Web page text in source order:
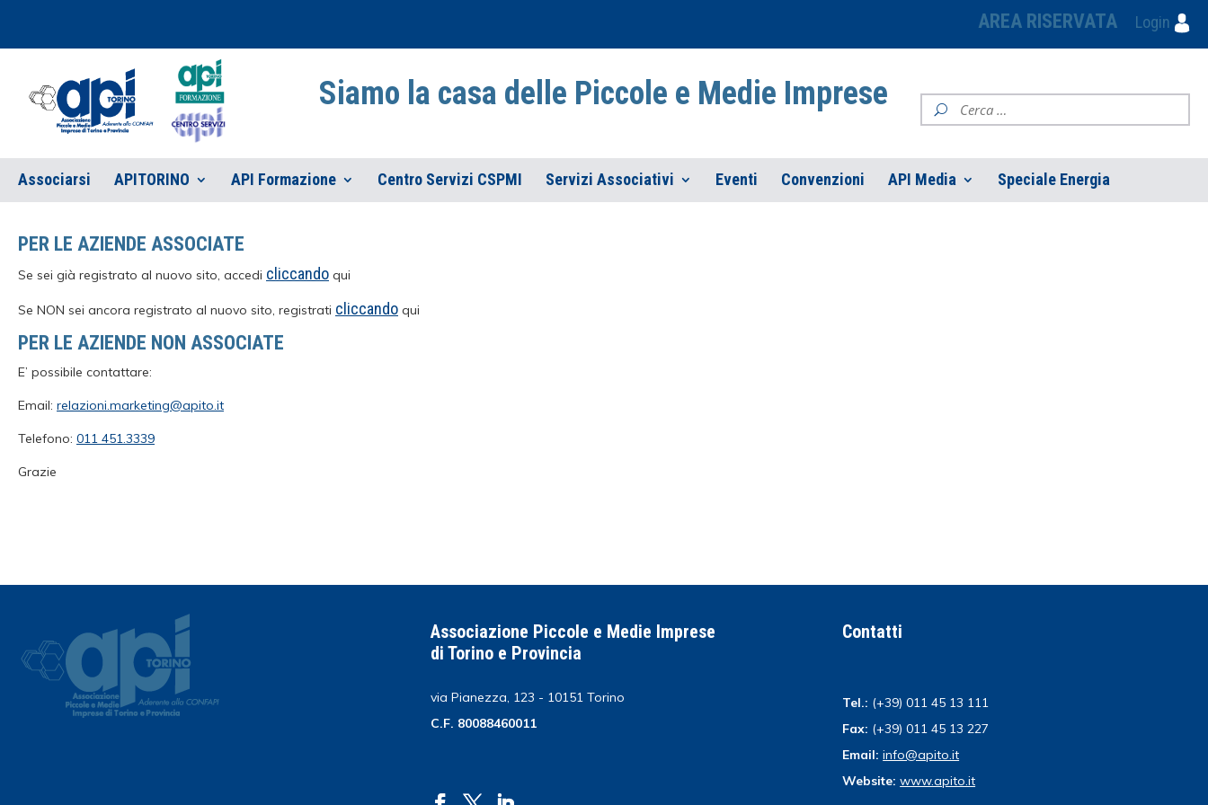
AREA RISERVATA Login
Siamo la casa delle Piccole e Medie Imprese
Associarsi APITORINO API Formazione Centro Servizi CSPMI Servizi Associativi Eventi Convenzioni API Media Speciale Energia
PER LE AZIENDE ASSOCIATE
Se sei già registrato al nuovo sito, accedi cliccando qui
Se NON sei ancora registrato al nuovo sito, registrati cliccando qui
PER LE AZIENDE NON ASSOCIATE
E’ possibile contattare:
Email: relazioni.marketing@apito.it
Telefono: 011 451.3339
Grazie
Associazione Piccole e Medie Imprese
di Torino e Provincia
via Pianezza, 123 - 10151 Torino
C.F. 80088460011
Contatti
Tel.: (+39) 011 45 13 111
Fax: (+39) 011 45 13 227
Email: info@apito.it
Website: www.apito.it